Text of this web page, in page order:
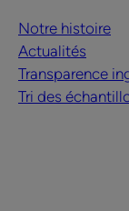
Notre histoire
Actualités
Transparence
Tri des